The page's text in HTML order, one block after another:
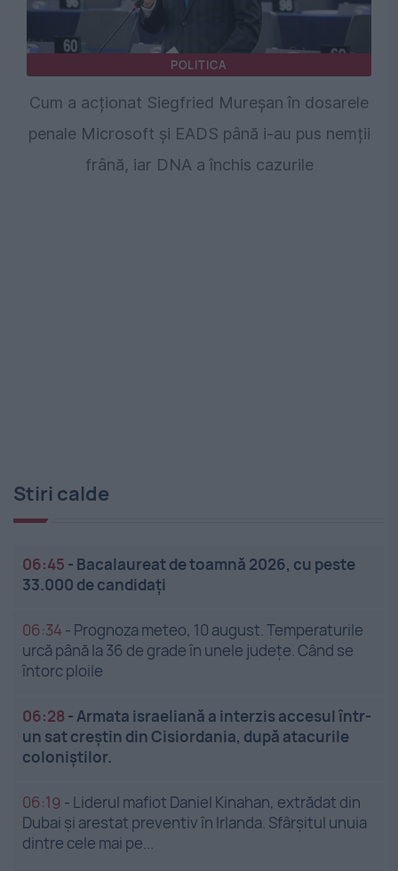
POLITICA
Cum a acționat Siegfried Mureșan în dosarele
penale Microsoft și EADS până i-au pus nemții
frână, iar DNA a închis cazurile
Stiri calde
06:45 - Bacalaureat de toamnă 2026, cu peste
33.000 de candidați
06:34 - Prognoza meteo, 10 august. Temperaturile
urcă până la 36 de grade în unele județe. Când se
întorc ploile
06:28 -Armata israeliană a interzis accesul într-
un sat creștin din Cisiordania, după atacurile
coloniștilor.
06:19 - Liderul mafiot Daniel Kinahan, extrădat din
Dubai și arestat preventiv în Irlanda. Sfârșitul unuia
dintre cele mai pe...